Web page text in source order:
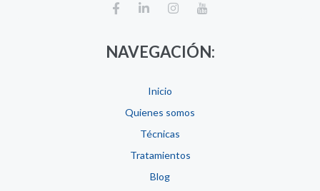
NAVEGACIÓN:
Inicio
Quienes somos
Técnicas
Tratamientos
Blog